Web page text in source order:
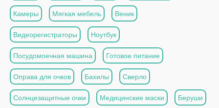
Камеры Мягкая мебель Веник
Видеорегистраторы Ноутбук
Посудомоечная машина Готовое питание
Оправа для очков Бахилы Сверло
Солнцезащитные очки Медицинские маски Беруши